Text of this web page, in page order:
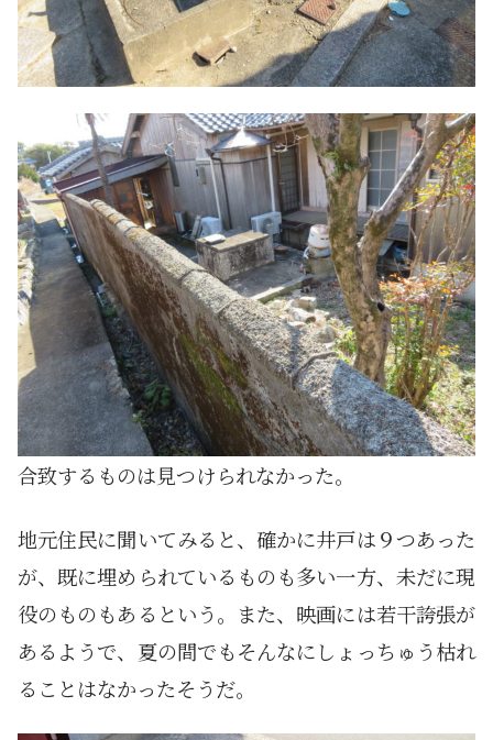
合致するものは見つけられなかった。
地元住民に聞いてみると、確かに井戸は９つあった
が、既に埋められているものも多い一方、未だに現
役のものもあるという。また、映画には若干誇張が
あるようで、夏の間でもそんなにしょっちゅう枯れ
ることはなかったそうだ。